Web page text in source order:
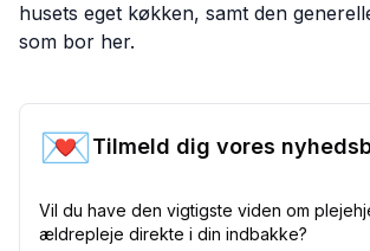
husets eget køkken, samt den
som bor her.
💌Tilmeld dig vores
Vil du have den vigtigste viden om
ældrepleje direkte i din indbakke?